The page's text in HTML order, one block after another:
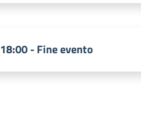
18:00 - Fine evento